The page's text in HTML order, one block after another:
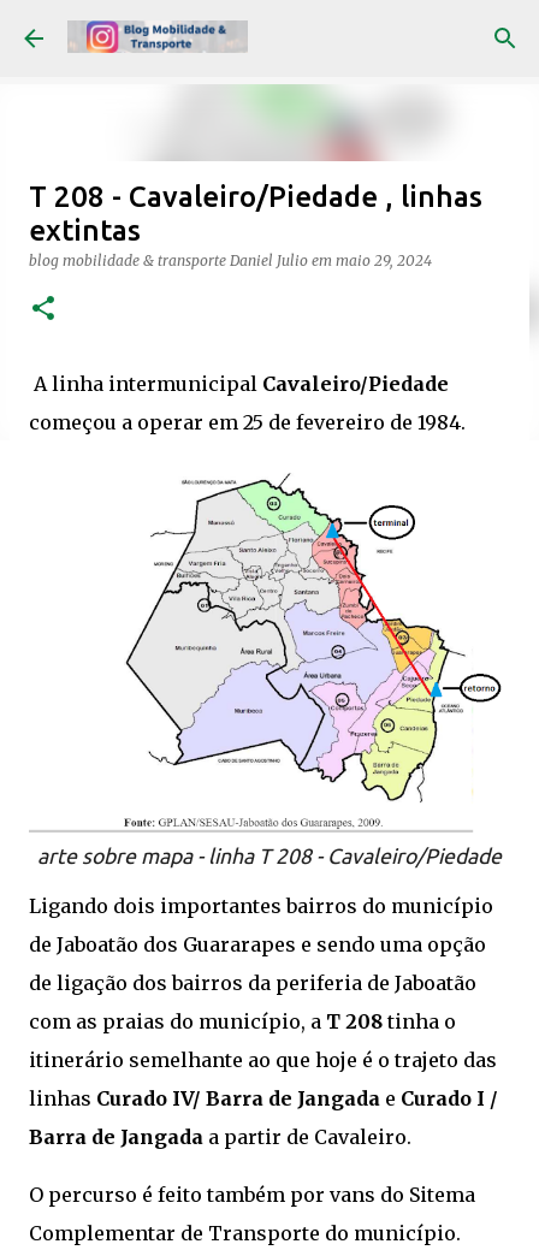
Pular para o conteúdo principal
T 208 - Cavaleiro/Piedade , linhas
extintas
blog mobilidade & transporte Daniel Julio em maio 29, 2024
A linha intermunicipal Cavaleiro/Piedade
começou a operar em 25 de fevereiro de 1984.
arte sobre mapa - linha T 208 - Cavaleiro/Piedade
Ligando dois importantes bairros do município
de Jaboatão dos Guararapes e sendo uma opção
de ligação dos bairros da periferia de Jaboatão
com as praias do município, a T 208tinha o
itinerário semelhante ao que hoje é o trajeto das
linhas Curado IV/ Barra de Jangada e Curado I /
Barra de Jangada a partir de Cavaleiro.
O percurso é feito também por vans do Sitema
Complementar de Transporte do município.